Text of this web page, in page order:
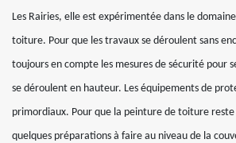
Les Rairies, elle est expérimentée dans le
toiture. Pour que les travaux se déroulent sans
toujours en compte les mesures de sécurité pour
se déroulent en hauteur. Les équipements de
primordiaux. Pour que la peinture de toiture reste
quelques préparations à faire au niveau de la